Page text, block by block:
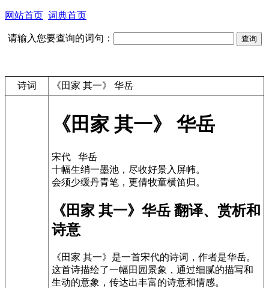
网站首页 词典首页
请输入您要查询的词句：
诗词 《田家 其一》 华岳
《田家 其一》 华岳
宋代 华岳
十幅生绡一墨池，尽收好景入屏帏。
会须少缓丹青笔，更倩牧童横笛归。
《田家 其一》华岳 翻译、赏析和
诗意
《田家 其一》是一首宋代的诗词，作者是华岳。
这首诗描绘了一幅田园景象，通过细腻的描写和
生动的意象，传达出丰富的诗意和情感。